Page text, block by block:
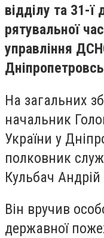
відділу та 31-
рятувальної
управління
На загальних
начальник
України у
полковник
Кульбач
Він вручив
державної